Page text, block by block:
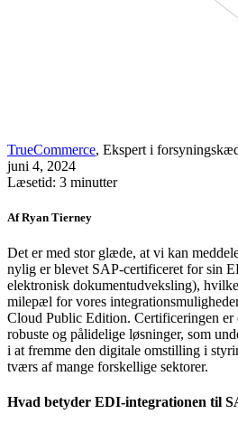
TrueCommerce, Ekspert i
juni 4, 2024
Læsetid: 3 minutter
Af Ryan Tierney
Det er med stor glæde, at vi kan
nylig er blevet SAP-certificeret for sin
elektronisk dokumentudveksling),
milepæl for vores
Cloud Public Edition. Certificeringen er
robuste og pålidelige løsninger, som
i at fremme den digitale omstilling i
tværs af mange forskellige sektorer.
Hvad betyder EDI-integrationen til